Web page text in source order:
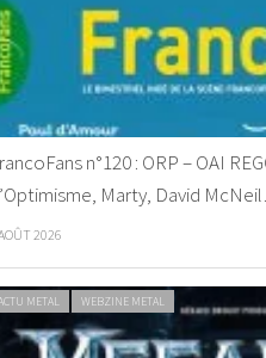
n°120 : ORP – OAI
Marty, David
2026
METAL WEBZINE METAL